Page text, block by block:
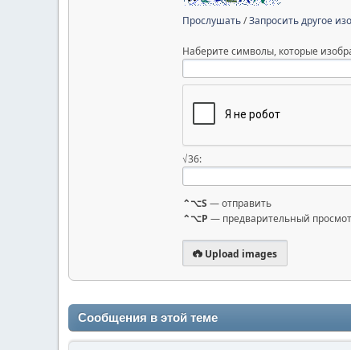
Прослушать/Запросить другое
Наберите символы, которые
√36:
⌃⌥S — отправить
⌃⌥P — предварительный
Upload images
Сообщения в этой теме